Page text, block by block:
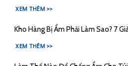
XEM THÊM >>
Kho Hàng Bị Ẩm Phải Làm Sao? 7
XEM THÊM >>